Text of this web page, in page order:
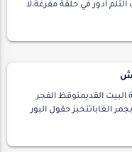
أدور في حلقة مفرغة،لا
…
البيت القديمتوقظ الفجر
الغاباتتخبز حقول البور
المخاض إلى سفح…